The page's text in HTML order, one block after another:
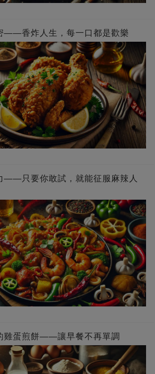
——香炸人生，每一口都是歡樂
——只要你敢試，就能征服麻辣人
雞蛋煎餅——讓早餐不再單調